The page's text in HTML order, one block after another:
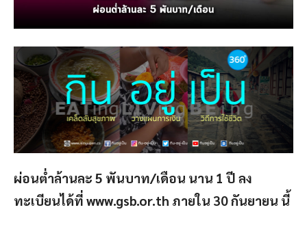
ผ่อนต่ำล้านละ 5 พันบาท/เดือน นาน 1 ปี ลง
ทะเบียนได้ที่ www.gsb.or.th ภายใน 30 กันยายน นี้